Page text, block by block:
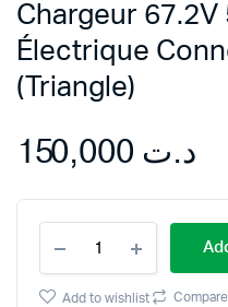
Chargeur
Électrique
(Triangle)
د.ت
67.2V
5A
Pour
Add to wishlist Compare